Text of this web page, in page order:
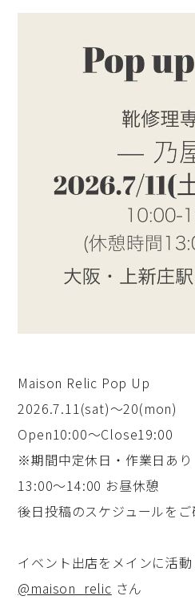
Maison Relic Pop Up
2026.7.11(sat)〜20(mon)
Open10:00〜Close19:00
※期間中定休日・作業日あり
13:00〜14:00 お昼休憩
後日投稿のスケジュールを
イベント出店をメインに活
@maison_relic さん